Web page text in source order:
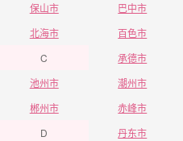
保山市
巴中市
北海市
百色市
C
承德市
池州市
潮州市
郴州市
赤峰市
D
丹东市